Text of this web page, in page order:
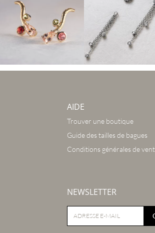
AIDE
Trouver une boutique
Guide des tailles de bagues
Conditions générales de
NEWSLETTER